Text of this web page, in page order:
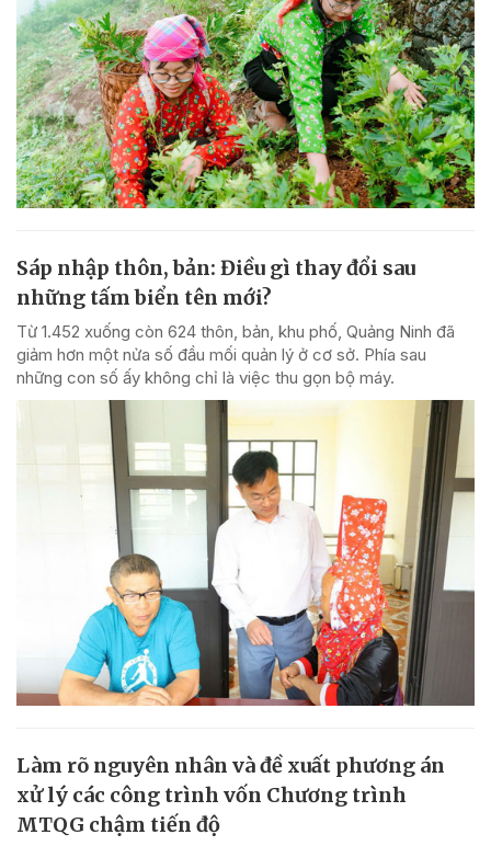
Sáp nhập thôn, bản: Điều gì thay đổi sau
những tấm biển tên mới?
Từ 1.452 xuống còn 624 thôn, bản, khu phố, Quảng Ninh đã
giảm hơn một nửa số đầu mối quản lý ở cơ sở. Phía sau
những con số ấy không chỉ là việc thu gọn bộ máy.
Làm rõ nguyên nhân và đề xuất phương án
xử lý các công trình vốn Chương trình
MTQG chậm tiến độ